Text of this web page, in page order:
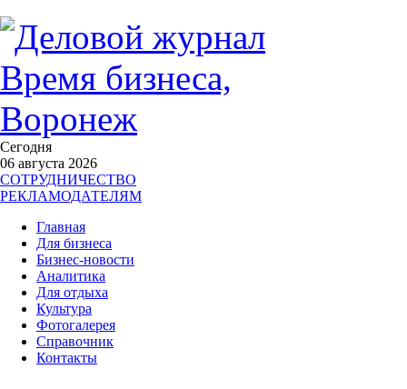
Сегодня
06 августа 2026
СОТРУДНИЧЕСТВО
РЕКЛАМОДАТЕЛЯМ
Главная
Для бизнеса
Бизнес-новости
Аналитика
Для отдыха
Культура
Фотогалерея
Справочник
Контакты